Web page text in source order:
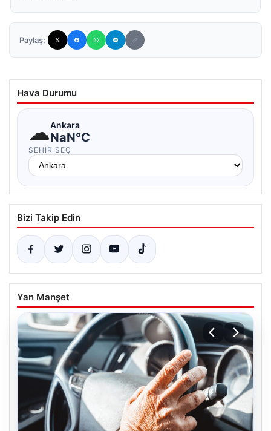
Paylaş:
Hava Durumu
☁Ankara
NaN°C
ŞEHIR SEÇ
Bizi Takip Edin
Yan Manşet